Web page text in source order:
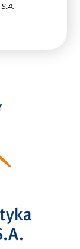
S.A.